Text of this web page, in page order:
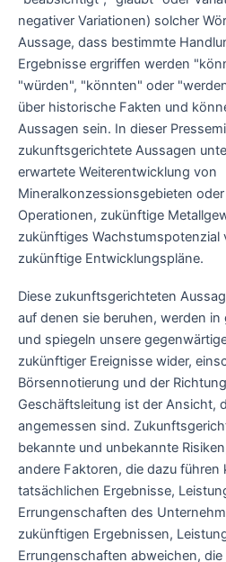
negativer Variationen) solcher
Aussage, dass bestimmte
Ergebnisse ergriffen werden
"würden", "könnten" oder
über historische Fakten und
Aussagen sein. In dieser
zukunftsgerichtete Aussagen
erwartete Weiterentwicklung von
Mineralkonzessionsgebieten
Operationen, zukünftige
zukünftiges Wachstumspotenzial
zukünftige Entwicklungspläne.
Diese zukunftsgerichteten
auf denen sie beruhen, werden
und spiegeln unsere
zukünftiger Ereignisse wider,
Börsennotierung und der
Geschäftsleitung ist der Ansicht,
angemessen sind.
bekannte und unbekannte
andere Faktoren, die dazu führen
tatsächlichen Ergebnisse,
Errungenschaften des
zukünftigen Ergebnissen,
Errungenschaften abweichen, die